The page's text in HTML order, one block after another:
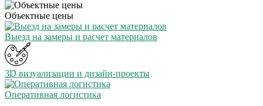
Объектные цены
Выезд на замеры и расчет материалов
3D визуализации и дизайн-проекты
Оперативная логистика